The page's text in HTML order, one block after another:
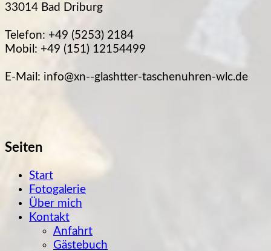
33014 Bad Driburg
Telefon: +49 (5253) 2184
Mobil: +49 (151) 12154499
E-Mail: info@xn--glashtter-taschenuhren-wlc.de
Seiten
Start
Fotogalerie
Über mich
Kontakt
Anfahrt
Gästebuch